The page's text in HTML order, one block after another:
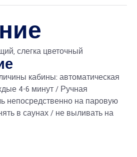
слегка цветочный
кабины: автоматическая
4-6 минут / Ручная
непосредственно на паровую
в саунах / не выливать на